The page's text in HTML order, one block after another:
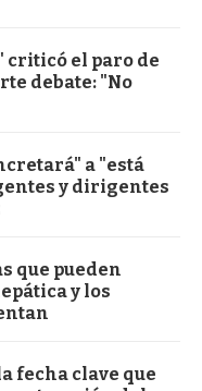
criticó el paro de
debate: "No
a "está
y dirigentes
que pueden
y los
fecha clave que